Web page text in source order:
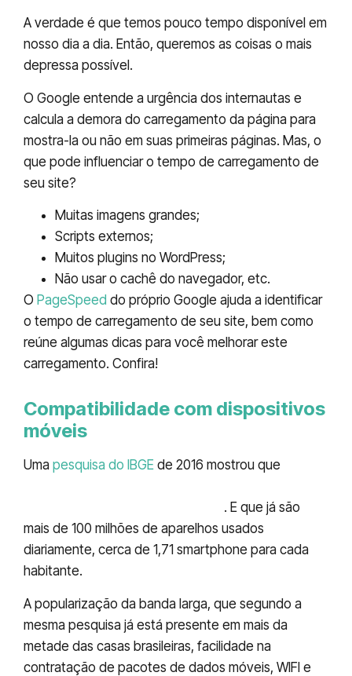
A verdade é que temos pouco tempo disponível em
nosso dia a dia. Então, queremos as coisas o mais
depressa possível.
O Google entende a urgência dos internautas e
calcula a demora do carregamento da página para
mostra-la ou não em suas primeiras páginas. Mas, o
que pode influenciar o tempo de carregamento de
seu site?
Muitas imagens grandes;
Scripts externos;
Muitos plugins no WordPress;
Não usar o cachê do navegador, etc.
O PageSpeed do próprio Google ajuda a identificar
o tempo de carregamento de seu site, bem como
reúne algumas dicas para você melhorar este
carregamento. Confira!
Compatibilidade com dispositivos
móveis
Uma pesquisa do IBGE de 2016 mostrou que
. E que já são
mais de 100 milhões de aparelhos usados
diariamente, cerca de 1,71 smartphone para cada
habitante.
A popularização da banda larga, que segundo a
mesma pesquisa já está presente em mais da
metade das casas brasileiras, facilidade na
contratação de pacotes de dados móveis, WIFI e